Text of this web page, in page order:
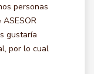
personas
gustaría
por lo cual